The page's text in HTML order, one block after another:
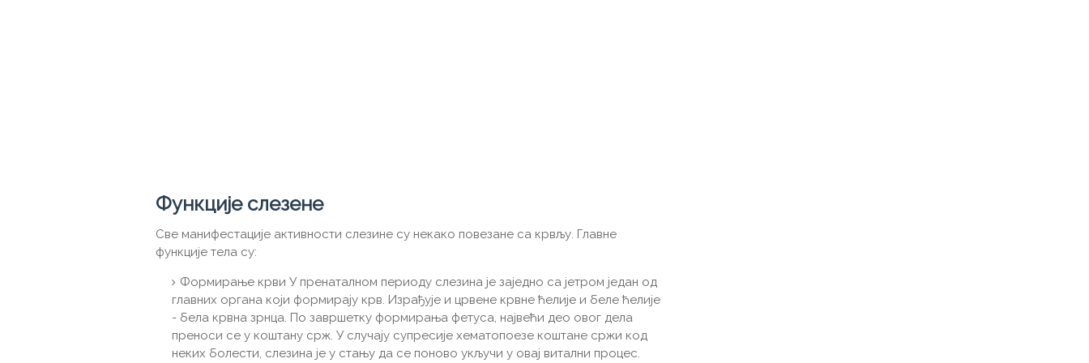
Функције слезене
Све манифестације активности слезине су некако повезане са крвљу. Главне
функције тела су:
Формирање крви У пренаталном периоду слезина је заједно са јетром један од
главних органа који формирају крв. Израђује и црвене крвне ћелије и беле ћелије
- бела крвна зрнца. По завршетку формирања фетуса, највећи део овог дела
преноси се у коштану срж. У случају супресије хематопоезе коштане сржи код
неких болести, слезина је у стању да се поново укључи у овај витални процес.